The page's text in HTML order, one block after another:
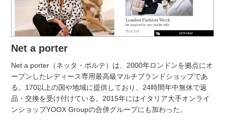
Net a porter
Net a porter（ネッタ・ポルテ）は、2000年ロンドンを拠点にオ
ープンしたレディース専用最高級マルチブランドショップであ
る。170以上の国や地域に提供しており、24時間年中無休で返
品・交換を受け付けている。2015年にはイタリア大手オンライ
ンショップYOOX Groupの合併グループにも加わった。